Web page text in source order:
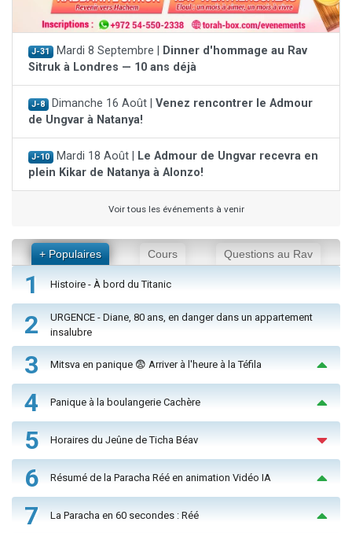
J-31 Mardi 8 Septembre |
Dinner d'hommage au Rav
Sitruk à Londres — 10 ans déjà
J-8 Dimanche 16 Août | Venez rencontrer le Admour
de Ungvar à Natanya!
J-10 Mardi 18 Août |
Le Admour de Ungvar recevra en
plein Kikar de Natanya à Alonzo!
Voir tous les événements à venir
+ Populaires Cours Questions au Rav
1 Histoire - À bord du Titanic
2
URGENCE - Diane, 80 ans, en danger dans un appartement
insalubre
3 Mitsva en panique 😨 Arriver à l'heure à la Téfila
4 Panique à la boulangerie Cachère
5 Horaires du Jeûne de Ticha Béav
6 Résumé de la Paracha Réé en animation Vidéo IA
7 La Paracha en 60 secondes : Réé